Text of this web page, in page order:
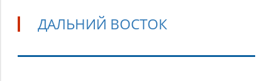
ДАЛЬНИЙ ВОСТОК